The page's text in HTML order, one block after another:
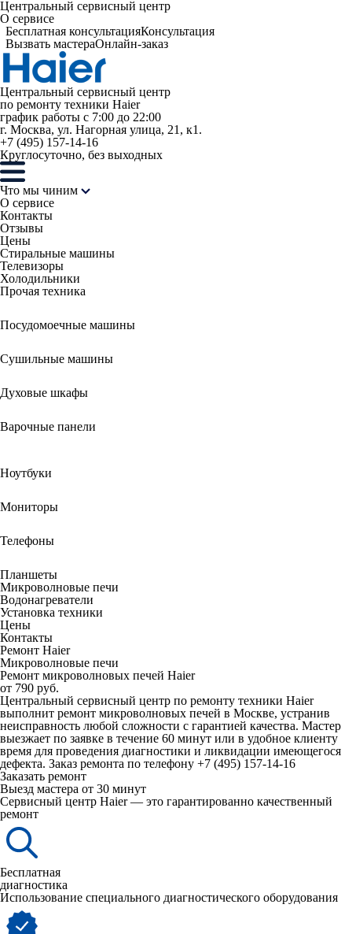
Центральный сервисный центр
О сервисе
Бесплатная консультацияКонсультация
Вызвать мастераОнлайн-заказ
Центральный сервисный центр
по ремонту техники Haier
график работы с 7:00 до 22:00
г. Москва, ул. Нагорная улица, 21, к1.
+7 (495) 157-14-16
Круглосуточно, без выходных
Что мы чиним
О сервисе
Контакты
Отзывы
Цены
Стиральные машины
Телевизоры
Холодильники
Прочая техника
Посудомоечные машины
Сушильные машины
Духовые шкафы
Варочные панели
Ноутбуки
Мониторы
Телефоны
Планшеты
Микроволновые печи
Водонагреватели
Установка техники
Цены
Контакты
Ремонт Haier
Микроволновые печи
Ремонт микроволновых печей Haier
от 790 руб.
Центральный сервисный центр по ремонту техники Haier
выполнит ремонт микроволновых печей в Москве, устранив
неисправность любой сложности с гарантией качества. Мастер
выезжает по заявке в течение 60 минут или в удобное клиенту
время для проведения диагностики и ликвидации имеющегося
дефекта. Заказ ремонта по телефону +7 (495) 157-14-16
Заказать ремонт
Выезд мастера от 30 минут
Сервисный центр Haier — это гарантированно качественный
ремонт
Бесплатная
диагностика
Использование специального диагностического оборудования